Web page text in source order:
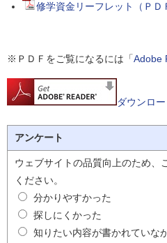
修学資金リーフレット（ＰＤ
※ＰＤＦをご覧になるには「Adobe
ダウンロ
アンケート
ウェブサイトの品質向上のため、
ください。
分かりやすかった
探しにくかった
知りたい内容が書かれていな